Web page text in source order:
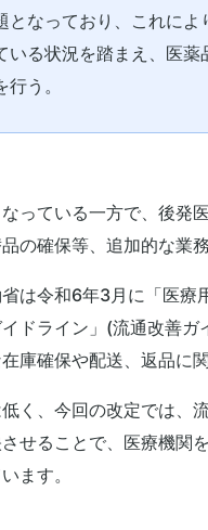
となっており、これによ
いる状況を踏まえ、医
う。
っている一方で、後発
の確保等、追加的な業
は令和6年3月に「医療
ドライン」(流通改善ガ
庫確保や配送、返品に
く、今回の改定では、
せることで、医療機関
ます。